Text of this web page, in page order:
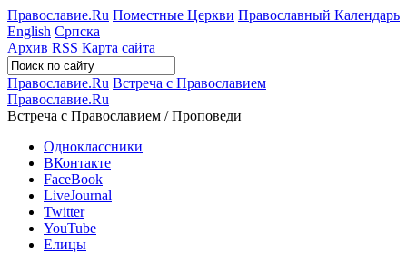
Православие.Ru Поместные Церкви Православный Календарь
English Српска
Архив RSS Карта сайта
Православие.Ru Встреча с Православием
Православие.Ru
Встреча с Православием / Проповеди
Одноклассники
ВКонтакте
FaceBook
LiveJournal
Twitter
YouTube
Елицы